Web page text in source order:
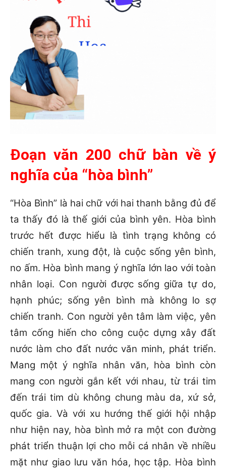
Đoạn văn 200 chữ bàn về ý
nghĩa của “hòa bình”
“Hòa Bình” là hai chữ với hai thanh bằng đủ để
ta thấy đó là thế giới của bình yên. Hòa bình
trước hết được hiểu là tình trạng không có
chiến tranh, xung đột, là cuộc sống yên bình,
no ấm. Hòa bình mang ý nghĩa lớn lao với toàn
nhân loại. Con người được sống giữa tự do,
hạnh phúc; sống yên bình mà không lo sợ
chiến tranh. Con người yên tâm làm việc, yên
tâm cống hiến cho công cuộc dựng xây đất
nước làm cho đất nước văn minh, phát triển.
Mang một ý nghĩa nhân văn, hòa bình còn
mang con người gắn kết với nhau, từ trái tim
đến trái tim dù không chung màu da, xứ sở,
quốc gia. Và với xu hướng thế giới hội nhập
như hiện nay, hòa bình mở ra một con đường
phát triển thuận lợi cho mỗi cá nhân về nhiều
mặt như giao lưu văn hóa, học tập. Hòa bình